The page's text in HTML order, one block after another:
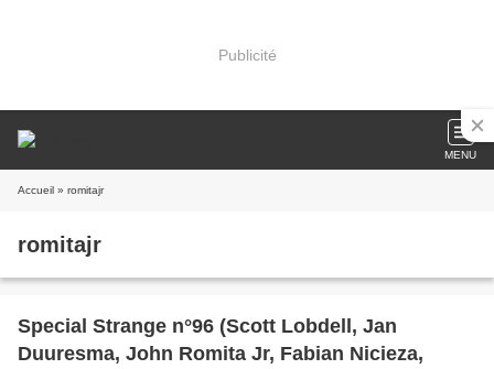
Publicité
MENU
Accueil » romitajr
romitajr
Special Strange n°96 (Scott Lobdell, Jan
Duuresma, John Romita Jr, Fabian Nicieza,